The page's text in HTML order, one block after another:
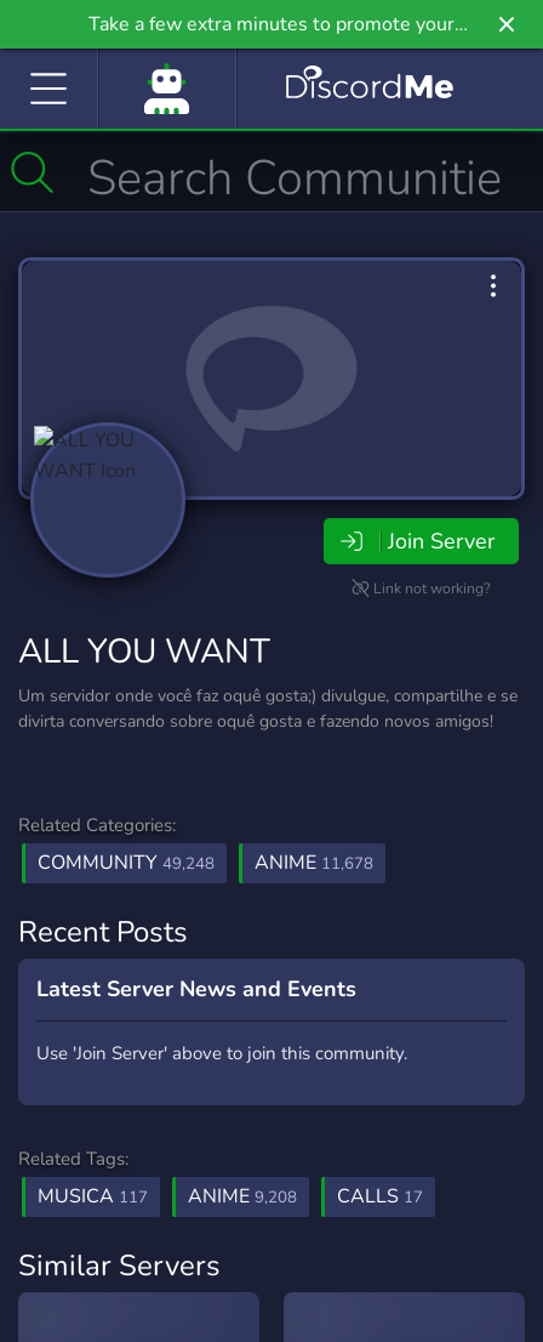
Take a few extra minutes to promote your
community even further on Griv.io, our newest
Join Server
Link not working?
ALL YOU WANT
Um servidor onde você faz oquê gosta;) divulgue, compartilhe e se
divirta conversando sobre oquê gosta e fazendo novos amigos!
Related Categories:
COMMUNITY 49,248 ANIME 11,678
Recent Posts
Latest Server News and Events
Use 'Join Server' above to join this community.
Related Tags:
MUSICA 117 ANIME 9,208 CALLS 17
Similar Servers